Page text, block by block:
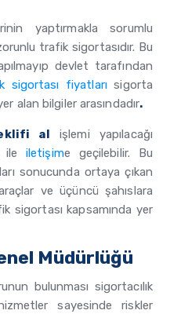
yaptırmakla sorumlu
trafik sigortasıdır. Bu
devlet tarafından
sigortası fiyatlarısigorta
alan bilgiler arasındadır.
al işlemi yapılacağı
ile iletişime geçilebilir. Bu
sonucunda ortaya çıkan
ve üçüncü şahıslara
sigortası kapsamında yer
Müdürlüğü
bulunması sigortacılık
sayesinde riskler